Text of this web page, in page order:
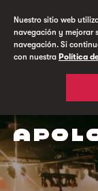
Nuestro sitio web
navegación y mejorar
navegación. Si
con nuestra Política